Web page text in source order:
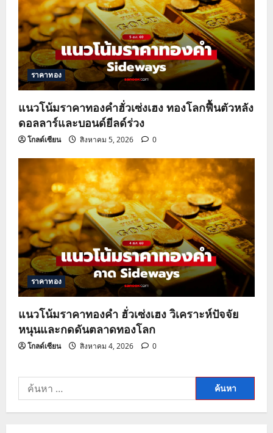
ราคาทอง
แนวโน้มราคาทองคำฮั่วเซ่งเฮง ทองโลกฟื้นตัวหลัง
ดอลลาร์และบอนด์ยีลด์ร่วง
โกลด์เซียน สิงหาคม 5, 2026 0
ราคาทอง
แนวโน้มราคาทองคำ ฮั่วเซ่งเฮง วิเคราะห์ปัจจัย
หนุนและกดดันตลาดทองโลก
โกลด์เซียน สิงหาคม 4, 2026 0
ค้นหา
สำหรับ: